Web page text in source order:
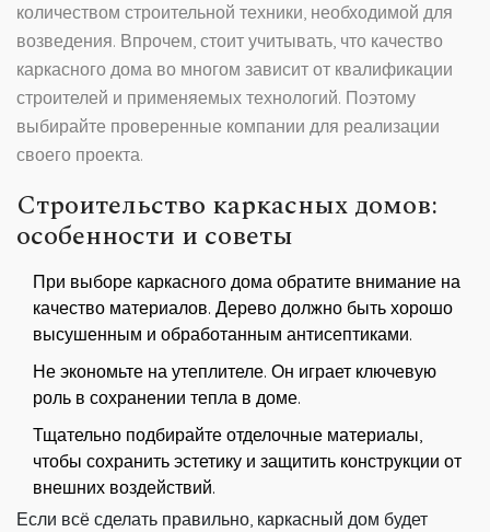
количеством строительной техники, необходимой для
возведения. Впрочем, стоит учитывать, что качество
каркасного дома во многом зависит от квалификации
строителей и применяемых технологий. Поэтому
выбирайте проверенные компании для реализации
своего проекта.
Строительство каркасных домов:
особенности и советы
При выборе каркасного дома обратите внимание на
качество материалов. Дерево должно быть хорошо
высушенным и обработанным антисептиками.
Не экономьте на утеплителе. Он играет ключевую
роль в сохранении тепла в доме.
Тщательно подбирайте отделочные материалы,
чтобы сохранить эстетику и защитить конструкции от
внешних воздействий.
Если всё сделать правильно, каркасный дом будет